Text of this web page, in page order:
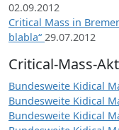
02.09.2012
Critical Mass in
blabla“ 29.07.2012
Critical-Mass-
Bundesweite Kidical
Bundesweite Kidical
Bundesweite Kidical